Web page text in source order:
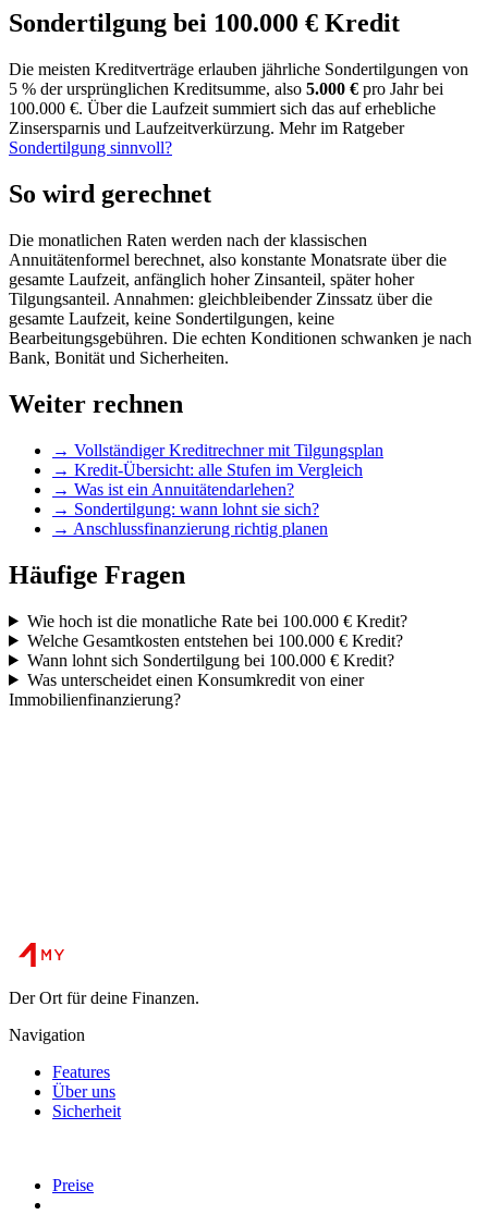
Sondertilgung bei 100.000 € Kredit
Die meisten Kreditverträge erlauben jährliche Sondertilgungen von
5 % der ursprünglichen Kreditsumme, also 5.000 € pro Jahr bei
100.000 €. Über die Laufzeit summiert sich das auf erhebliche
Zinsersparnis und Laufzeitverkürzung. Mehr im Ratgeber
Sondertilgung sinnvoll?
So wird gerechnet
Die monatlichen Raten werden nach der klassischen
Annuitätenformel berechnet, also konstante Monatsrate über die
gesamte Laufzeit, anfänglich hoher Zinsanteil, später hoher
Tilgungsanteil. Annahmen: gleichbleibender Zinssatz über die
gesamte Laufzeit, keine Sondertilgungen, keine
Bearbeitungsgebühren. Die echten Konditionen schwanken je nach
Bank, Bonität und Sicherheiten.
Weiter rechnen
→ Vollständiger Kreditrechner mit Tilgungsplan
→ Kredit-Übersicht: alle Stufen im Vergleich
→ Was ist ein Annuitätendarlehen?
→ Sondertilgung: wann lohnt sie sich?
→ Anschlussfinanzierung richtig planen
Häufige Fragen
Wie hoch ist die monatliche Rate bei 100.000 € Kredit?
Welche Gesamtkosten entstehen bei 100.000 € Kredit?
Wann lohnt sich Sondertilgung bei 100.000 € Kredit?
Was unterscheidet einen Konsumkredit von einer
Immobilienfinanzierung?
Der Ort für deine Finanzen.
Navigation
Features
Über uns
Sicherheit
Preise